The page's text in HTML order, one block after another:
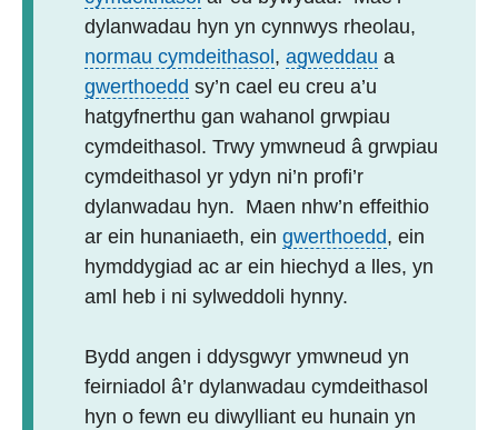
dylanwadau hyn yn cynnwys rheolau,
normau cymdeithasol , agweddau a
gwerthoedd sy’n cael eu creu a’u
hatgyfnerthu gan wahanol grwpiau
cymdeithasol. Trwy ymwneud â grwpiau
cymdeithasol yr ydyn ni’n profi’r
dylanwadau hyn. Maen nhw’n effeithio
ar ein hunaniaeth, ein gwerthoedd, ein
hymddygiad ac ar ein hiechyd a lles, yn
aml heb i ni sylweddoli hynny.
Bydd angen i ddysgwyr ymwneud yn
feirniadol â’r dylanwadau cymdeithasol
hyn o fewn eu diwylliant eu hunain yn